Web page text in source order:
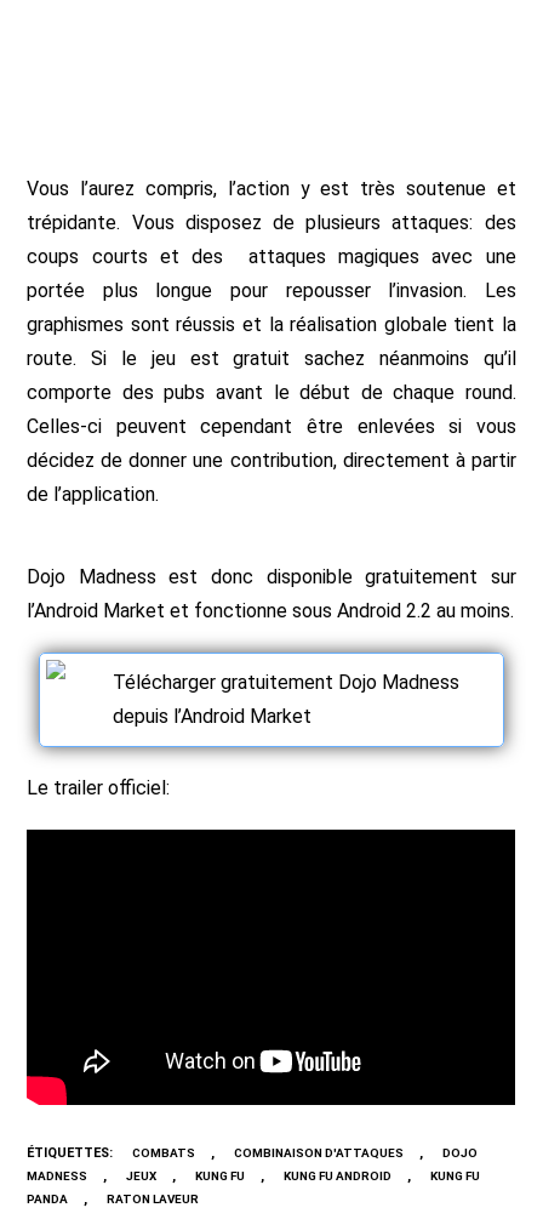
Vous l’aurez compris, l’action y est très soutenue et
trépidante. Vous disposez de plusieurs attaques: des
coups courts et des attaques magiques avec une
portée plus longue pour repousser l’invasion. Les
graphismes sont réussis et la réalisation globale tient la
route. Si le jeu est gratuit sachez néanmoins qu’il
comporte des pubs avant le début de chaque round.
Celles-ci peuvent cependant être enlevées si vous
décidez de donner une contribution, directement à partir
de l’application.
Dojo Madness est donc disponible gratuitement sur
l’Android Market et fonctionne sous Android 2.2 au moins.
Télécharger gratuitement Dojo Madness
depuis l’Android Market
Le trailer officiel:
ÉTIQUETTES: COMBATS , COMBINAISON D'ATTAQUES ,
DOJO
MADNESS
, JEUX , KUNG FU , KUNG FU ANDROID ,
KUNG FU
PANDA
, RATON LAVEUR